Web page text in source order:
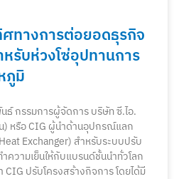
ทางการต่อยอดธุรกิจ
รับห่วงโซ่อุปทานการ
ภูมิ
ธ์ กรรมการผู้จัดการ บริษัท ซี.ไอ.
) หรือ CIG ผู้นำด้านอุปกรณ์แลก
Exchanger) สำหรับระบบปรับ
ความเย็นให้กับแบรนด์ชั้นนำทั่วโลก
CIG ปรับโครงสร้างกิจการ โดยได้มี